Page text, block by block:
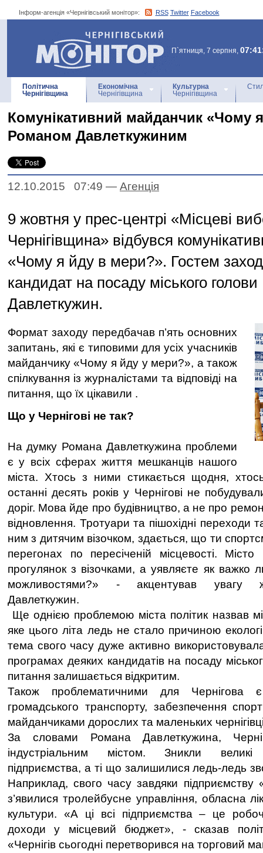
Інформ-агенція «Чернігівський монітор»: RSS Twitter Facebook
Інформ-агенція
«Чернігівський монітор»
П`ятниця, 7 серпня,
Політична
Чернігівщина
Економічна
Чернігівщина
Культурна
Чернігівщина
Комунікативний майданчик «Чому
Романом Давлеткужиним
12.10.2015 07:49 — Агенцiя
9 жовтня у прес-центрі «Місцеві
Чернігівщина» відбувся
«Чому я йду в мери?». Гостем
кандидат на посаду міського
Давлеткужин.
Формат заходу передбачав п’ять основних
запитань, які є типовими для усіх учасників
майданчику «Чому я йду у мери?», а також
спілкування із журналістами та відповіді на
питання, що їх цікавили .
Що у Чернігові не так?
На думку Романа Давлеткужина проблеми
є у всіх сферах життя мешканців нашого
міста. Хтось з ними стикається щодня,
останні десять років у Чернігові не
доріг. Мова йде про будівництво, а не про
відновлення. Тротуари та пішохідні переходи
ним з дитячим візочком, здається, що ти
перегонах по пересіченій місцевості.
прогулянок з візочками, а уявляєте як
можливостями?» - акцентував увагу
Давлеткужин.
Ще однією проблемою міста політик назвав
яке цього літа ледь не стало причиною
тема свого часу дуже активно
програмах деяких кандидатів на посаду
питання залишається відкритим.
Також проблематичними для Чернігова є
громадського транспорту, забезпечення
майданчиками дорослих та маленьких
За словами Романа Давлеткужина,
індустріальним містом. Зникли великі
підприємства, а ті що залишилися ледь-ледь
Наприклад, свого часу завдяки підприємству
з’явилися тролейбусне управління, обласна
культури. «А ці всі підприємства – це
доходи у місцевий бюджет», - сказав
«Чернігів сьогодні перетворився на торговий